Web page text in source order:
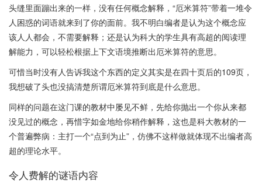
头缝里面蹦出来的一样，没有任何概念解释，“厄米算符”带着一堆令
人困惑的词语就来到了你的面前。我不明白编者是认为这个概念应
该人人都会，不需要解释；还是认为科大的学生具有高超的阅读理
解能力，可以轻松根据上下文语境推断出厄米算符的意思。
可惜当时没有人告诉我这个东西的定义其实是在四十页后的109页，
我想破了头也没搞清楚所谓厄米算符到底是什么意思。
同样的问题在这门课的教材中屡见不鲜，先给你抛出一个你从来都
没见过的概念，再惜字如金地给你稍作解释，这也是科大教材的一
个普遍弊病：主打一个“点到为止”，仿佛不这样做就体现不出编者高
超的理论水平。
令人费解的谜语内容